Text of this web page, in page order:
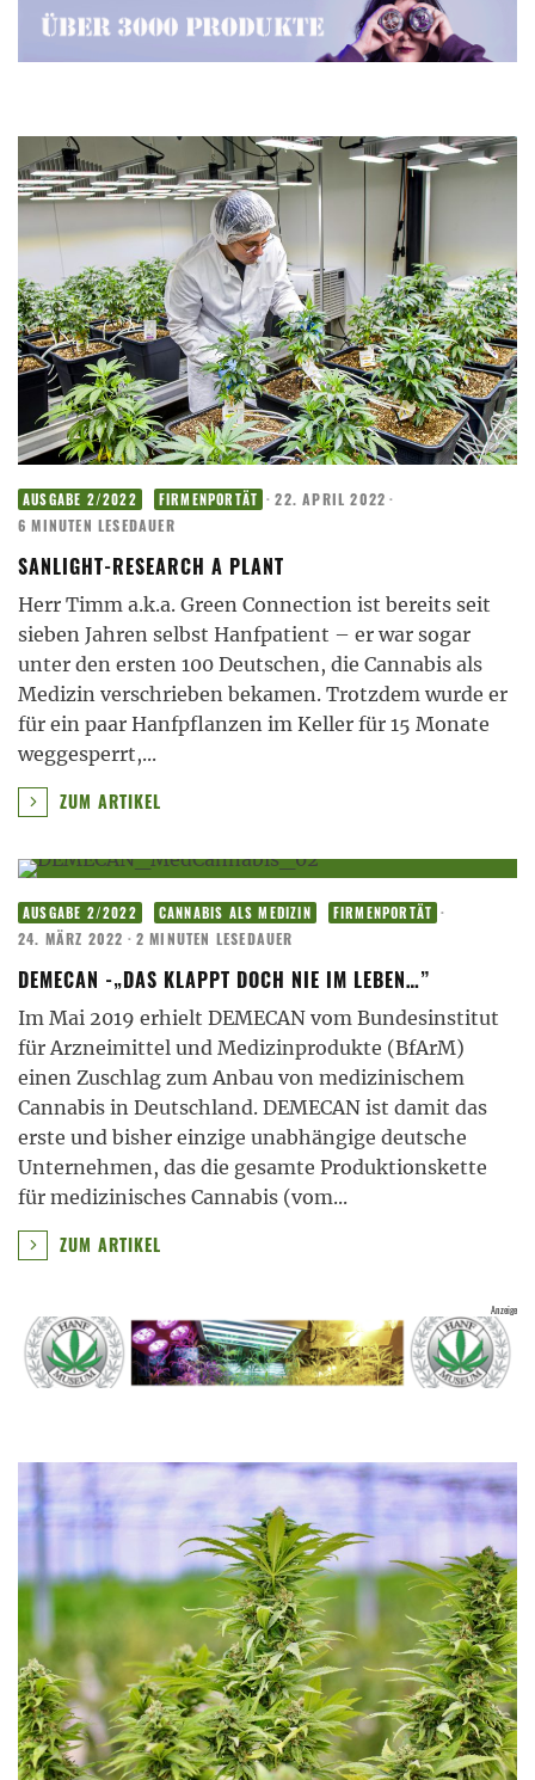
AUSGABE 2/2022 FIRMENPORTÄT · 22. APRIL 2022 ·
6 MINUTEN LESEDAUER
SANLIGHT-RESEARCH A PLANT
Herr Timm a.k.a. Green Connection ist bereits seit
sieben Jahren selbst Hanfpatient – er war sogar
unter den ersten 100 Deutschen, die Cannabis als
Medizin verschrieben bekamen. Trotzdem wurde er
für ein paar Hanfpflanzen im Keller für 15 Monate
weggesperrt,...
ZUM ARTIKEL
AUSGABE 2/2022 CANNABIS ALS MEDIZIN FIRMENPORTÄT ·
24. MÄRZ 2022 · 2 MINUTEN LESEDAUER
DEMECAN -„DAS KLAPPT DOCH NIE IM LEBEN…”
Im Mai 2019 erhielt DEMECAN vom Bundesinstitut
für Arzneimittel und Medizinprodukte (BfArM)
einen Zuschlag zum Anbau von medizinischem
Cannabis in Deutschland. DEMECAN ist damit das
erste und bisher einzige unabhängige deutsche
Unternehmen, das die gesamte Produktionskette
für medizinisches Cannabis (vom...
ZUM ARTIKEL